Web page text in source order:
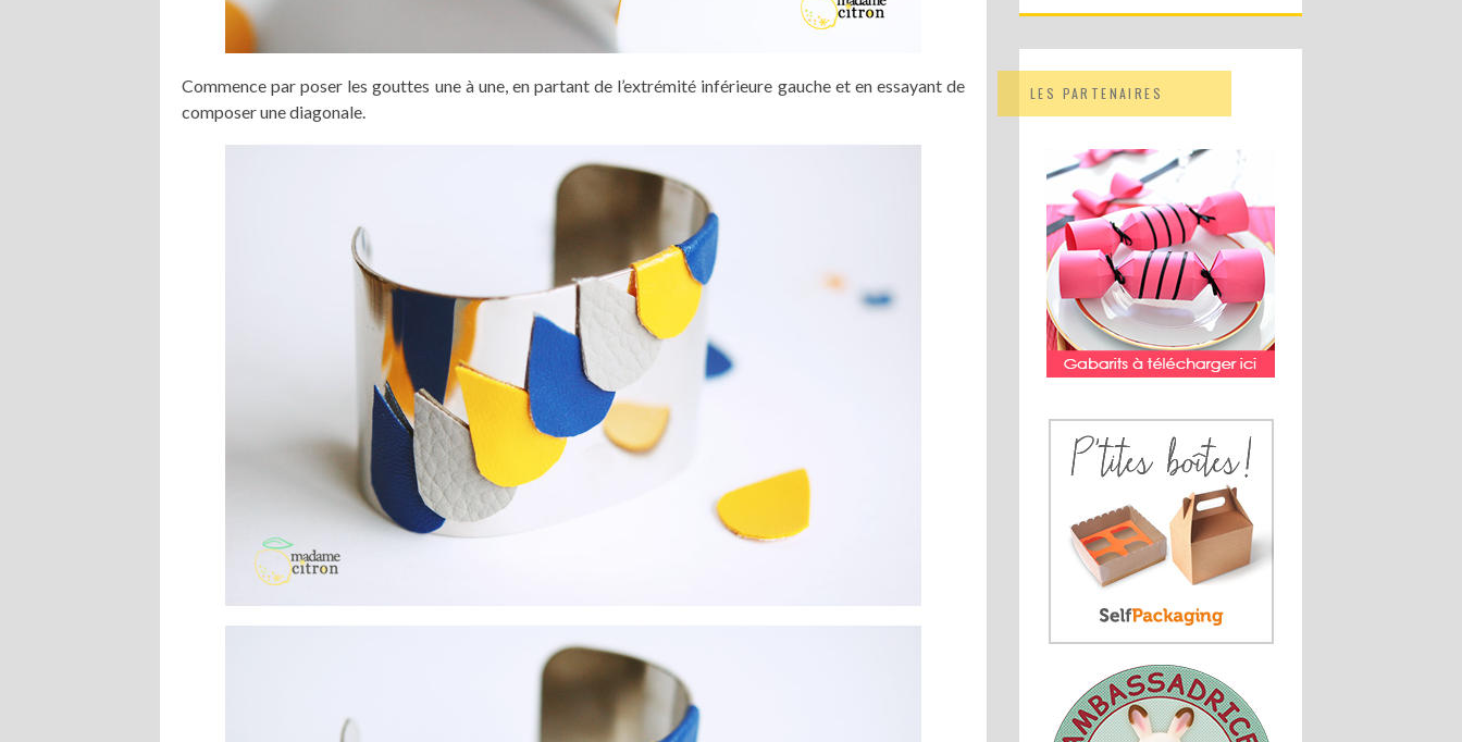
Commence par poser les gouttes une à une, en partant de l’extrémité inférieure gauche et en essayant de
composer une diagonale.
LES PARTENAIRES